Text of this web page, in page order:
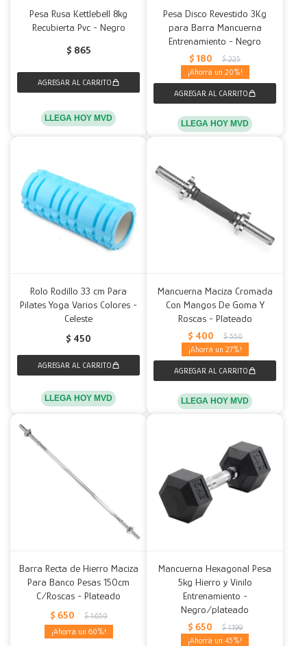
Pesa Rusa Kettlebell 8kg
Recubierta Pvc - Negro
$ 865
LLEGA HOY MVD
Pesa Disco Revestido 3Kg
para Barra Mancuerna
Entrenamiento - Negro
$ 180 $ 225
20
LLEGA HOY MVD
Rolo Rodillo 33 cm Para
Pilates Yoga Varios Colores -
Celeste
$ 450
LLEGA HOY MVD
Mancuerna Maciza Cromada
Con Mangos De Goma Y
Roscas - Plateado
$ 400 $ 550
27
LLEGA HOY MVD
Barra Recta de Hierro Maciza
Para Banco Pesas 150cm
C/Roscas - Plateado
$ 650 $ 1.650
60
Mancuerna Hexagonal Pesa
5kg Hierro y Vinilo
Entrenamiento -
Negro/plateado
$ 650 $ 1.199
45